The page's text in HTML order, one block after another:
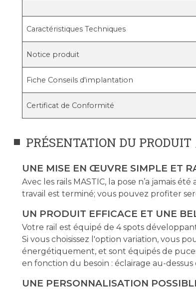
Caractéristiques Techniques
Notice produit
Fiche Conseils d'implantation
Certificat de Conformité
PRÉSENTATION DU PRODUIT
UNE MISE EN ŒUVRE SIMPLE ET
Avec les rails MASTIC, la pose n’a jamais
travail est terminé; vous pouvez profiter
UN PRODUIT EFFICACE ET UNE
Votre rail est équipé de 4 spots
Si vous choisissez l'option variation, vous
énergétiquement, et sont équipés de
en fonction du besoin : éclairage au-
UNE PERSONNALISATION